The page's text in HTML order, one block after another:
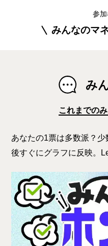
参
みんなのマ
み
これまでの
あなたの1票は多数派？
後すぐにグラフに反映。